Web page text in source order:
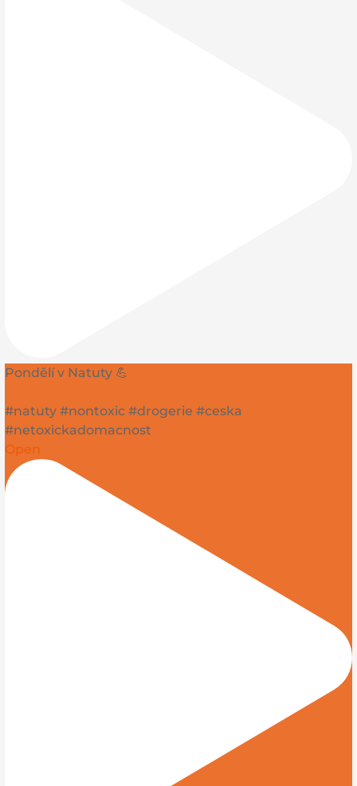
Pondělí v Natuty 💪
#natuty #nontoxic #drogerie #ceska
#netoxickadomacnost
Open